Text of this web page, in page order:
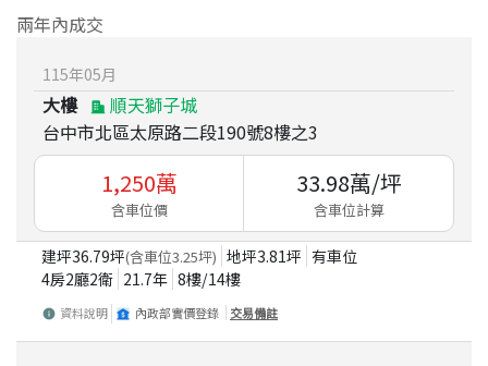
兩年內成交
115年05月
大樓
順天獅子城
台中市北區太原路二段190號8樓之3
1,250萬
含車位價
33.98萬/坪
含車位計算
建坪36.79坪(含車位3.25坪) 地坪3.81坪 有車位
4房2廳2衛 21.7年 8樓/14樓
資料說明 內政部實價登錄 交易備註